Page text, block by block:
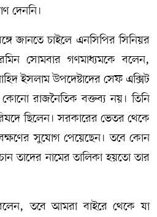
দেননি।
জানতে চাইলে এনসিপির সিনিয়র
সোমবার গণমাধ্যমকে বলেন,
ইসলাম উপদেষ্টাদের সেফ এক্সিট
রাজনৈতিক বক্তব্য নয়। তিনি
ছিলেন। সরকারের ভেতর থেকে
সুযোগ পেয়েছেন। তবে কোন
তাদের নামের তালিকা হয়তো তার
তবে আমরা বাইরে থেকে যা